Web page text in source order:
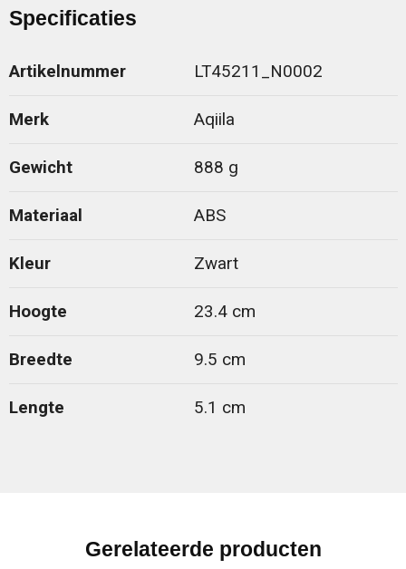
Specificaties
Artikelnummer LT45211_N0002
Merk Aqiila
Gewicht 888 g
Materiaal ABS
Kleur Zwart
Hoogte 23.4 cm
Breedte 9.5 cm
Lengte 5.1 cm
Gerelateerde producten